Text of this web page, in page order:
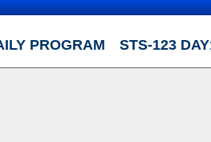
PROGRAM STS-123